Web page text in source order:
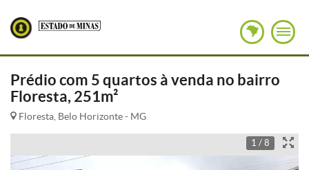
Prédio com 5 quartos à venda no bairro
Floresta, 251m²
Floresta, Belo Horizonte - MG
1 / 8